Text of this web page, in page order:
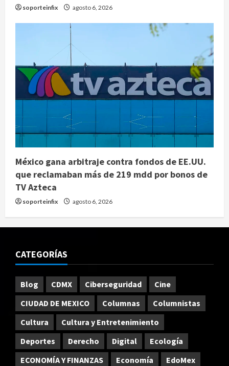
soporteinfix agosto 6, 2026
México gana arbitraje contra fondos de EE.UU.
que reclamaban más de 219 mdd por bonos de
TV Azteca
soporteinfix agosto 6, 2026
CATEGORÍAS
Blog CDMX Ciberseguridad
Cine
CIUDAD DE MEXICO
Columnas
Columnistas
Cultura
Cultura y Entretenimiento
Deportes
Derecho Digital
Ecología
ECONOMÍA Y FINANZAS
Economía
EdoMex